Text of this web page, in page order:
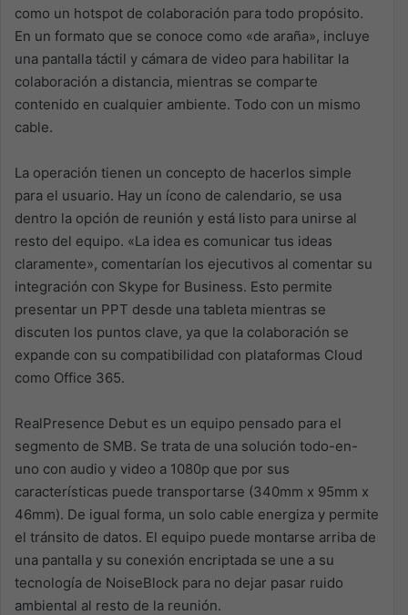
como un hotspot de colaboración para todo propósito.
En un formato que se conoce como «de araña», incluye
una pantalla táctil y cámara de video para habilitar la
colaboración a distancia, mientras se comparte
contenido en cualquier ambiente. Todo con un mismo
cable.
La operación tienen un concepto de hacerlos simple
para el usuario. Hay un ícono de calendario, se usa
dentro la opción de reunión y está listo para unirse al
resto del equipo. «La idea es comunicar tus ideas
claramente», comentarían los ejecutivos al comentar su
integración con Skype for Business. Esto permite
presentar un PPT desde una tableta mientras se
discuten los puntos clave, ya que la colaboración se
expande con su compatibilidad con plataformas Cloud
como Office 365.
RealPresence Debut es un equipo pensado para el
segmento de SMB. Se trata de una solución todo-en-
uno con audio y video a 1080p que por sus
características puede transportarse (340mm x 95mm x
46mm). De igual forma, un solo cable energiza y permite
el tránsito de datos. El equipo puede montarse arriba de
una pantalla y su conexión encriptada se une a su
tecnología de NoiseBlock para no dejar pasar ruido
ambiental al resto de la reunión.